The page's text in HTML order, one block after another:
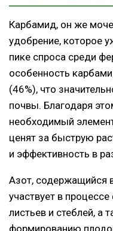
Карбамид, он же
удобрение, которое
пике спроса среди
особенность
(46%), что
почвы. Благодаря
необходимый
ценят за быструю
и эффективность в
Азот, содержащийся
участвует в
листьев и стеблей, а
формированию